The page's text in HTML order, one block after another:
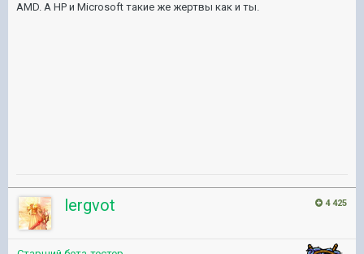
AMD. А HP и Microsoft такие же жертвы как и ты.
4 425
lergvot